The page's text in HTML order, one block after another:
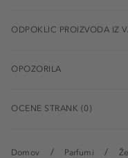
Domov Parfumi
ODPOKLIC PROIZVODA IZ
OPOZORILA
OCENE STRANK (0)